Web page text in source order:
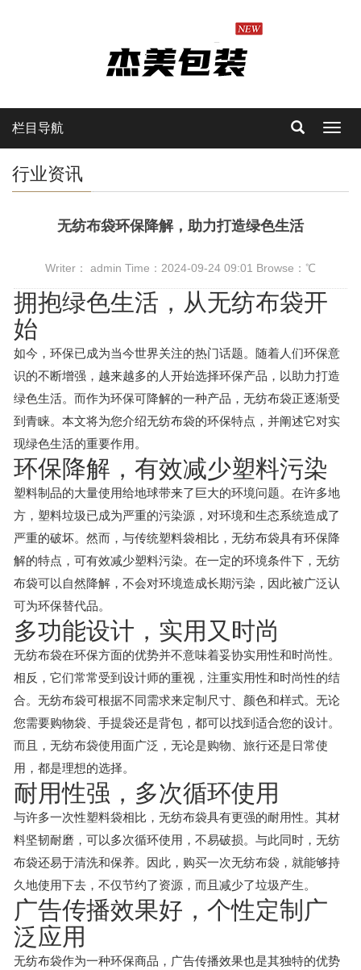
栏目导航
行业资讯
无纺布袋环保降解，助力打造绿色生活
Writer： admin Time：2024-09-24 09:01 Browse： ℃
拥抱绿色生活，从无纺布袋开
始
如今，环保已成为当今世界关注的热门话题。随着人们环保意
识的不断增强，越来越多的人开始选择环保产品，以助力打造
绿色生活。而作为环保可降解的一种产品，无纺布袋正逐渐受
到青睐。本文将为您介绍无纺布袋的环保特点，并阐述它对实
现绿色生活的重要作用。
环保降解，有效减少塑料污染
塑料制品的大量使用给地球带来了巨大的环境问题。在许多地
方，塑料垃圾已成为严重的污染源，对环境和生态系统造成了
严重的破坏。然而，与传统塑料袋相比，无纺布袋具有环保降
解的特点，可有效减少塑料污染。在一定的环境条件下，无纺
布袋可以自然降解，不会对环境造成长期污染，因此被广泛认
可为环保替代品。
多功能设计，实用又时尚
无纺布袋在环保方面的优势并不意味着妥协实用性和时尚性。
相反，它们常常受到设计师的重视，注重实用性和时尚性的结
合。无纺布袋可根据不同需求来定制尺寸、颜色和样式。无论
您需要购物袋、手提袋还是背包，都可以找到适合您的设计。
而且，无纺布袋使用面广泛，无论是购物、旅行还是日常使
用，都是理想的选择。
耐用性强，多次循环使用
与许多一次性塑料袋相比，无纺布袋具有更强的耐用性。其材
料坚韧耐磨，可以多次循环使用，不易破损。与此同时，无纺
布袋还易于清洗和保养。因此，购买一次无纺布袋，就能够持
久地使用下去，不仅节约了资源，而且减少了垃圾产生。
广告传播效果好，个性定制广
泛应用
无纺布袋作为一种环保商品，广告传播效果也是其独特的优势